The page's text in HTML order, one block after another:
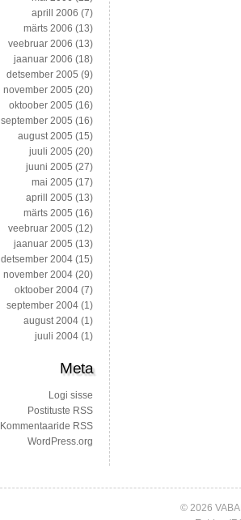
aprill 2006 (7)
märts 2006 (13)
veebruar 2006 (13)
jaanuar 2006 (18)
detsember 2005 (9)
november 2005 (20)
oktoober 2005 (16)
september 2005 (16)
august 2005 (15)
juuli 2005 (20)
juuni 2005 (27)
mai 2005 (17)
aprill 2005 (13)
märts 2005 (16)
veebruar 2005 (12)
jaanuar 2005 (13)
detsember 2004 (15)
november 2004 (20)
oktoober 2004 (7)
september 2004 (1)
august 2004 (1)
juuli 2004 (1)
Meta
Logi sisse
Postituste RSS
Kommentaaride RSS
WordPress.org
© 2026